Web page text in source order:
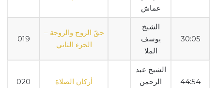
عماش
019
حقّ الزوج والزوجة –
الجزء الثاني
الشيخ
يوسف
الملا
30:05
020 أركان الصلاة
الشيخ عبد
الرحمن
44:54